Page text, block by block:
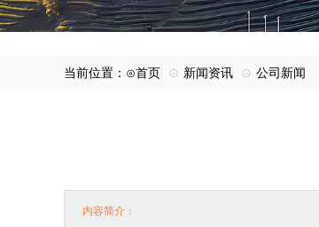
当前位置：⊙首页 ⊙ 新闻资讯 ⊙ 公司新闻
内容简介：